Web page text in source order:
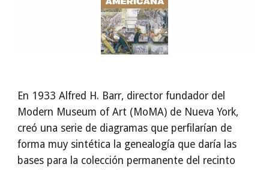
En 1933 Alfred H. Barr, director fundador del
Modern Museum of Art (MoMA) de Nueva York,
creó una serie de diagramas que perfilarían de
forma muy sintética la genealogía que daría las
bases para la colección permanente del recinto